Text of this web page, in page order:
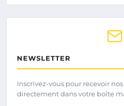
NEWSLETTER
Inscrivez-vous pour recevoir
directement dans votre boîte